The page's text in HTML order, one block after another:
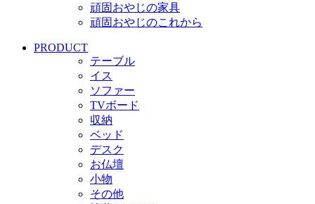
頑固おやじの家具
頑固おやじのこれから
PRODUCT
テーブル
イス
ソファー
TVボード
収納
ベッド
デスク
お仏壇
小物
その他